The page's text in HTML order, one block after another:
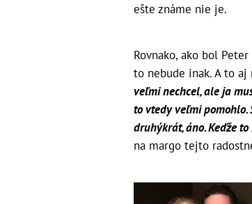
ešte známe nie je.
Rovnako, ako bol
to nebude inak. A to
veľmi nechcel, ale ja
to vtedy veľmi pomohlo.
druhýkrát, áno. Keďže
na margo tejto